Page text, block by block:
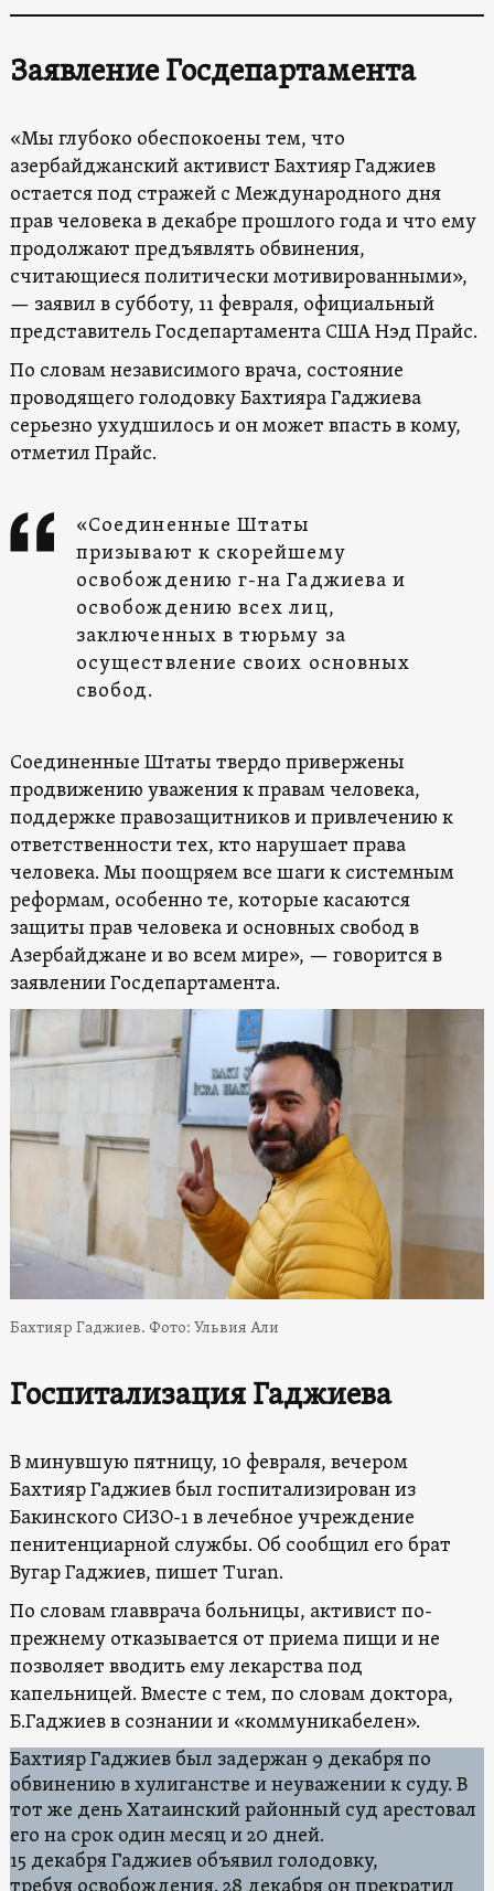
Заявление Госдепартамента
«Мы глубоко обеспокоены тем, что
азербайджанский активист Бахтияр Гаджиев
остается под стражей с Международного дня
прав человека в декабре прошлого года и что ему
продолжают предъявлять обвинения,
считающиеся политически мотивированными»,
— заявил в субботу, 11 февраля, официальный
представитель Госдепартамента США Нэд Прайс.
По словам независимого врача, состояние
проводящего голодовку Бахтияра Гаджиева
серьезно ухудшилось и он может впасть в кому,
отметил Прайс.
«Соединенные Штаты
призывают к скорейшему
освобождению г-на Гаджиева и
освобождению всех лиц,
заключенных в тюрьму за
осуществление своих основных
свобод.
Соединенные Штаты твердо привержены
продвижению уважения к правам человека,
поддержке правозащитников и привлечению к
ответственности тех, кто нарушает права
человека. Мы поощряем все шаги к системным
реформам, особенно те, которые касаются
защиты прав человека и основных свобод в
Азербайджане и во всем мире», — говорится в
заявлении Госдепартамента.
Бахтияр Гаджиев. Фото: Ульвия Али
Госпитализация Гаджиева
В минувшую пятницу, 10 февраля, вечером
Бахтияр Гаджиев был госпитализирован из
Бакинского СИЗО-1 в лечебное учреждение
пенитенциарной службы. Об сообщил его брат
Вугар Гаджиев, пишет Turan.
По словам главврача больницы, активист по-
прежнему отказывается от приема пищи и не
позволяет вводить ему лекарства под
капельницей. Вместе с тем, по словам доктора,
Б.Гаджиев в сознании и «коммуникабелен».
Бахтияр Гаджиев был задержан 9 декабря по
обвинению в хулиганстве и неуважении к суду. В
тот же день Хатаинский районный суд арестовал
его на срок один месяц и 20 дней.
15 декабря Гаджиев объявил голодовку,